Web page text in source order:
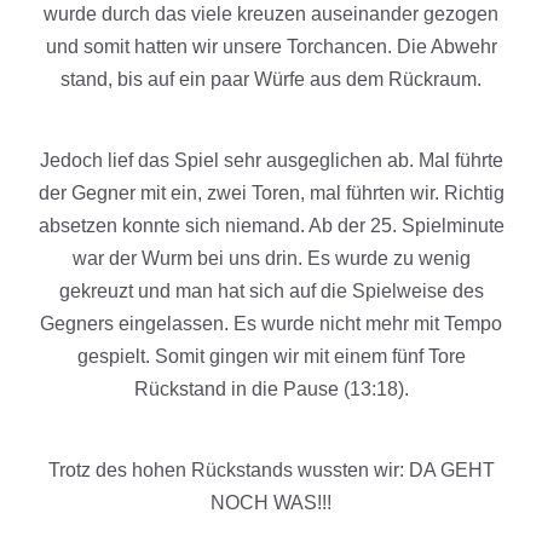
wurde durch das viele kreuzen auseinander gezogen
und somit hatten wir unsere Torchancen. Die Abwehr
stand, bis auf ein paar Würfe aus dem Rückraum.
Jedoch lief das Spiel sehr ausgeglichen ab. Mal führte
der Gegner mit ein, zwei Toren, mal führten wir. Richtig
absetzen konnte sich niemand. Ab der 25. Spielminute
war der Wurm bei uns drin. Es wurde zu wenig
gekreuzt und man hat sich auf die Spielweise des
Gegners eingelassen. Es wurde nicht mehr mit Tempo
gespielt. Somit gingen wir mit einem fünf Tore
Rückstand in die Pause (13:18).
Trotz des hohen Rückstands wussten wir: DA GEHT
NOCH WAS!!!